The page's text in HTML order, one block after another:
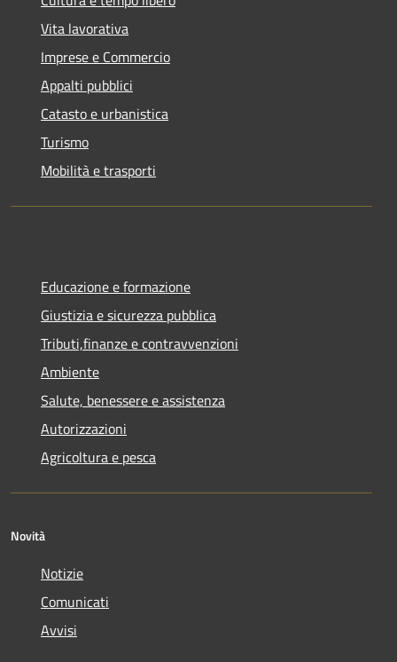
Vita lavorativa
Imprese e Commercio
Appalti pubblici
Catasto e urbanistica
Turismo
Mobilità e trasporti
Educazione e formazione
Giustizia e sicurezza pubblica
Tributi,finanze e contravvenzioni
Ambiente
Salute, benessere e assistenza
Autorizzazioni
Agricoltura e pesca
Novità
Notizie
Comunicati
Avvisi